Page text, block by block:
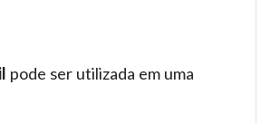
pode ser utilizada em uma